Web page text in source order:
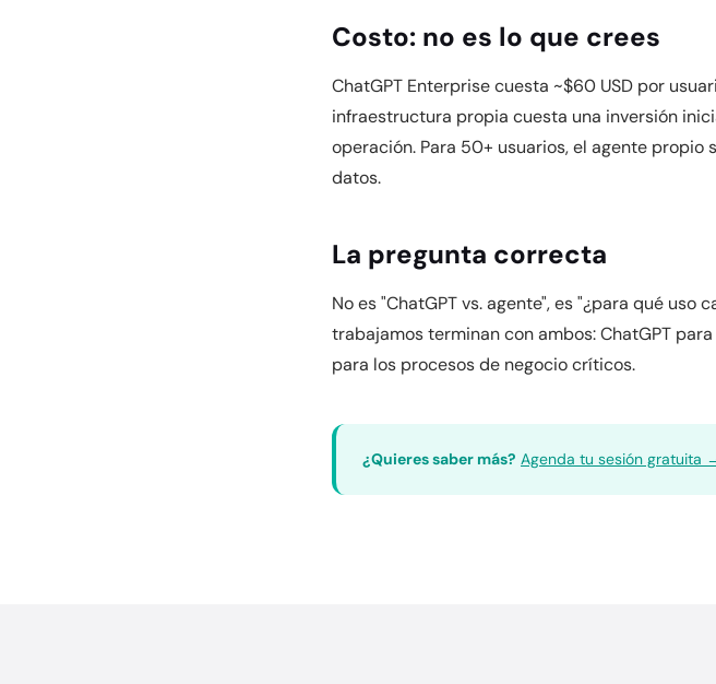
Costo: no es lo que crees
ChatGPT Enterprise cuesta ~$60 USD por
infraestructura propia cuesta una inversión
operación. Para 50+ usuarios, el agente
datos.
La pregunta correcta
No es "ChatGPT vs. agente", es "¿para qué uso
trabajamos terminan con ambos: ChatGPT
para los procesos de negocio críticos.
¿Quieres saber más? Agenda tu sesión gratuita